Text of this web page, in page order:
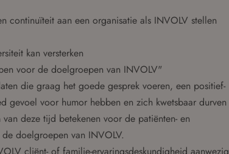
continuïteit aan een organisatie als INVOLV stellen
kan versterken
voor de doelgroepen van INVOLV"
die graag het goede gesprek voeren, een positief-
gevoel voor humor hebben en zich kwetsbaar durven
deze tijd betekenen voor de patiënten- en
doelgroepen van INVOLV.